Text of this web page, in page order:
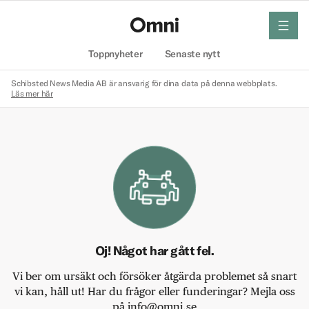
Toppnyheter Senaste nytt
meny
Schibsted News Media AB är ansvarig för dina data på denna webbplats.
Läs mer här
Oj! Något har gått fel.
Vi ber om ursäkt och försöker åtgärda problemet så snart
vi kan, håll ut! Har du frågor eller funderingar? Mejla oss